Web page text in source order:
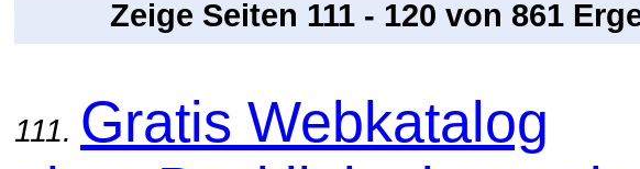
Zeige Seiten 111 - 120 von 861
111. Gratis Webkatalog